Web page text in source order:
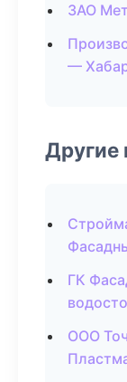
ЗАО
—
Другие
ГК
ООО